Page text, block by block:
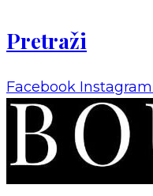
Pretraži
Facebook Instagram